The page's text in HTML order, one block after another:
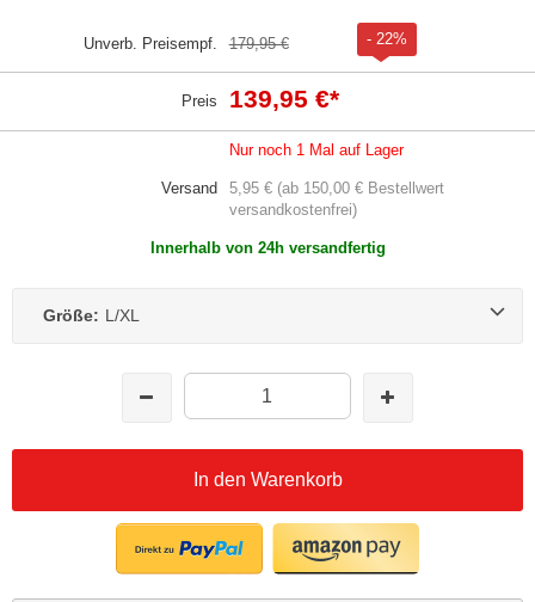
Unverb. Preisempf. 179,95 € - 22%
Preis 139,95 €*
Nur noch 1 Mal auf Lager
Versand
5,95 € (ab 150,00 € Bestellwert
versandkostenfrei)
Innerhalb von 24h versandfertig
Größe: L/XL
In den Warenkorb